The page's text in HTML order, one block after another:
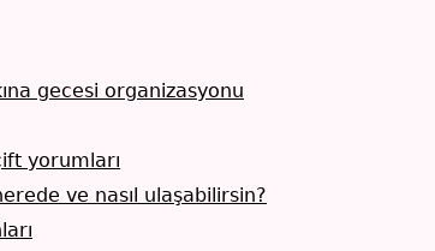
gecesi organizasyonu
yorumları
ve nasıl ulaşabilirsin?